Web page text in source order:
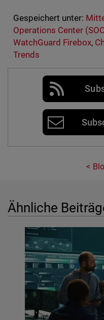
Gespeichert unter:
Operations Center
WatchGuard Firebox,
Trends
Ähnliche